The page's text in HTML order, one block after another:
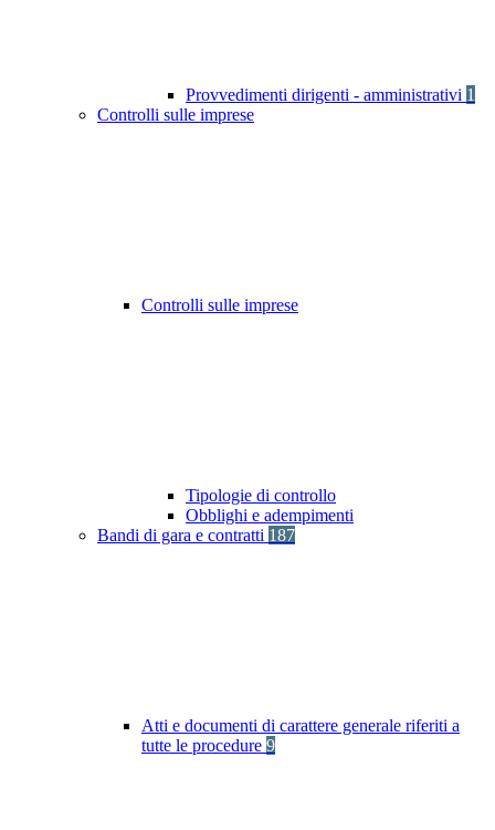
Provvedimenti dirigenti - amministrativi 1
Controlli sulle imprese
Controlli sulle imprese
Tipologie di controllo
Obblighi e adempimenti
Bandi di gara e contratti 187
Atti e documenti di carattere generale riferiti a
tutte le procedure 9